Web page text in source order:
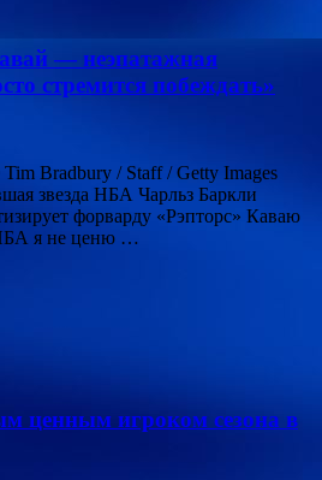
— неэпатажная
стремится побеждать»
Bradbury / Staff / Getty Images
звезда НБА Чарльз Баркли
форварду «Рэпторс» Каваю
я не ценю …
ценным игроком сезона в